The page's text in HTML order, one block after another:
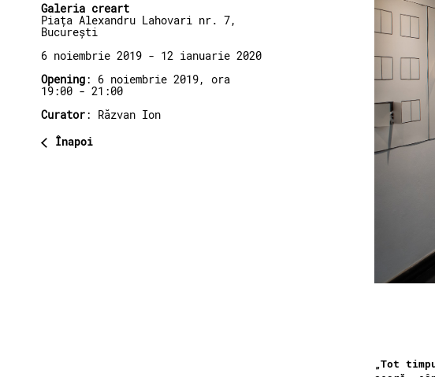
Galeria creart
Piața Alexandru Lahovari nr. 7,
București
6 noiembrie 2019 - 12 ianuarie 2020
Opening: 6 noiembrie 2019, ora
19:00 - 21:00
Curator: Răzvan Ion
Înapoi
„Tot